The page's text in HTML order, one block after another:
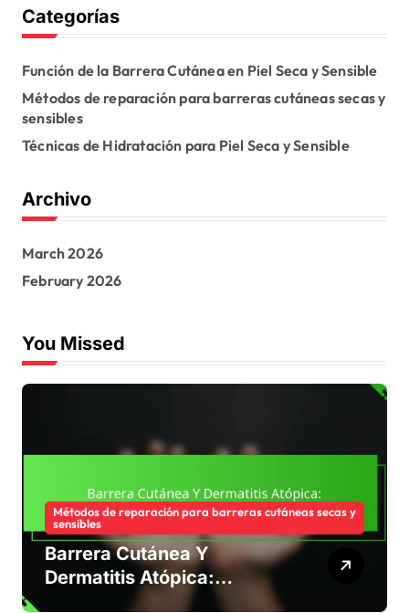
c
h
o
r
:
Categorías
Función de la Barrera Cutánea en Piel Seca y Sensible
Métodos de reparación para barreras cutáneas secas y
sensibles
Técnicas de Hidratación para Piel Seca y Sensible
Archivo
March 2026
February 2026
You Missed
Métodos de reparación para barreras cutáneas secas y
sensibles
Barrera Cutánea Y
Dermatitis Atópica:
Comprensión, Cuidado,